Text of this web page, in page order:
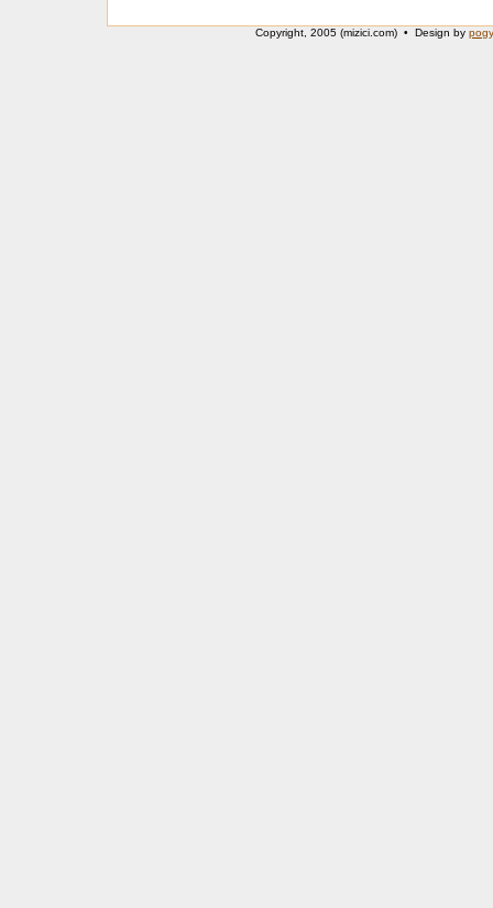
Copyright, 2005 (mizici.com) • Design by